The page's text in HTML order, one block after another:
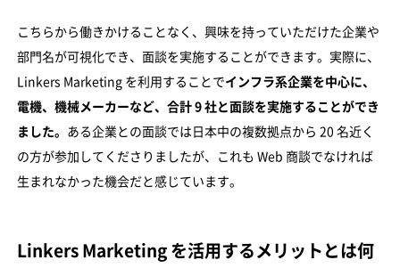
こちらから働きかけることなく、興味を持っていただけた企業や
部門名が可視化でき、面談を実施することができます。実際に、
Linkers Marketing を利用することでインフラ系企業を中心に、
電機、機械メーカーなど、合計 9 社と面談を実施することができ
ました。 ある企業との面談では日本中の複数拠点から 20 名近く
の方が参加してくださりましたが、これも Web 商談でなければ
生まれなかった機会だと感じています。
Linkers Marketing を活用するメリットとは何